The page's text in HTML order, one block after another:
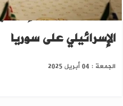
منظمة التعاون
الإسرائيلي على سوريا
الجمعة : 04 أبريل 2025